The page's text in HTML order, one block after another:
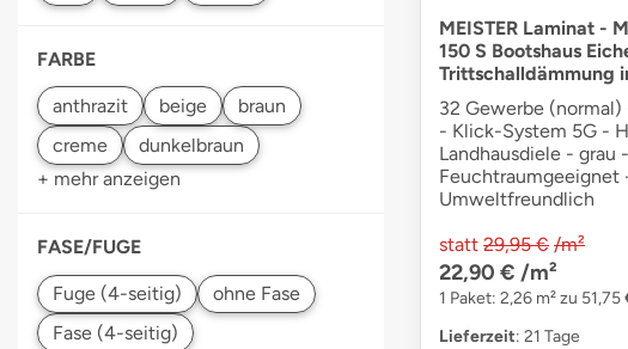
FARBE
+ mehr anzeigen
FASE/FUGE
MEISTER Laminat -
150 S Bootshaus
Trittschalldämmung
32 Gewerbe
- Klick-System 5G -
Landhausdiele - grau -
Feuchtraumgeeignet
Umweltfreundlich
statt 29,95 € /m²
22,90 € /m²
1 Paket: 2,26 m² zu 51,75
Lieferzeit: 21 Tage